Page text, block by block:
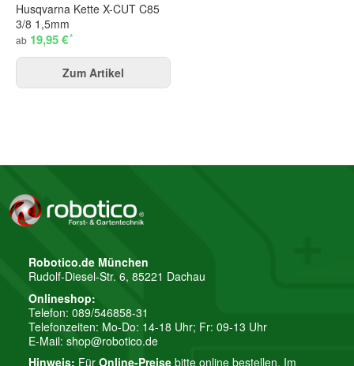
Husqvarna Kette X-CUT C85
3/8 1,5mm
ab 19,95 €*
Zum Artikel
Robotico.de München
Rudolf-Diesel-Str. 6, 85221 Dachau
Onlineshop:
Telefon: 089/546858-31
Telefonzeiten: Mo-Do: 14-18 Uhr; Fr: 09-13 Uhr
E-Mail: shop@robotico.de
Hinweis: Für Online-Preise bitte online bestellen. Im